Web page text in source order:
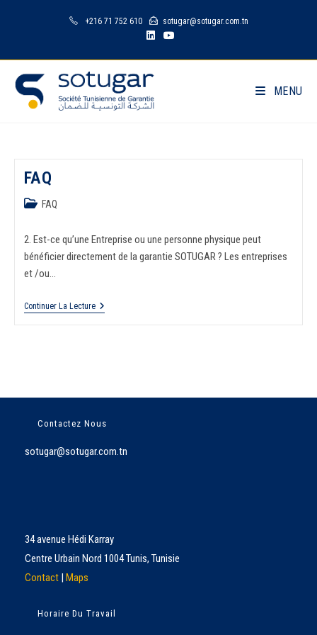
+216 71 752 610 sotugar@sotugar.com.tn
MENU
FAQ
FAQ
2. Est-ce qu’une Entreprise ou une personne physique peut
bénéficier directement de la garantie SOTUGAR ? Les entreprises
et /ou…
Continuer La Lecture
Contactez Nous
sotugar@sotugar.com.tn
34 avenue Hédi Karray
Centre Urbain Nord 1004 Tunis, Tunisie
Contact | Maps
Horaire Du Travail